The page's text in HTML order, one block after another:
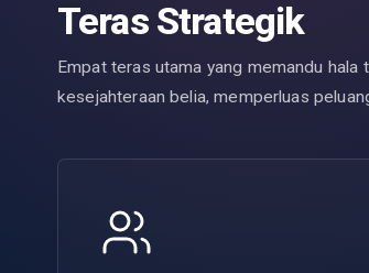
Teras Strategik
Empat teras utama yang memandu hala
kesejahteraan belia, memperluas